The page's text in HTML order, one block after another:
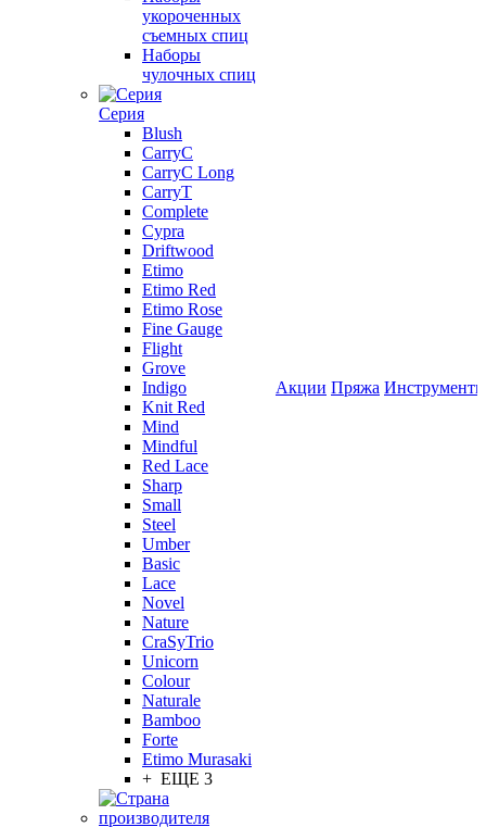
укороченных
съемных спиц
Наборы
чулочных спиц
Серия
Blush
CarryC
CarryC Long
CarryT
Complete
Cypra
Driftwood
Etimo
Etimo Red
Etimo Rose
Fine Gauge
Flight
Grove
Indigo
Knit Red
Mind
Mindful
Red Lace
Sharp
Small
Steel
Umber
Basic
Lace
Novel
Nature
CraSyTrio
Unicorn
Colour
Naturale
Bamboo
Forte
Etimo Murasaki
+ ЕЩЕ 3
Акции Пряжа Инструменты